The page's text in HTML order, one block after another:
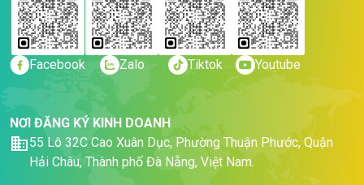
Facebook Zalo Tiktok Youtube
NƠI ĐĂNG KÝ KINH DOANH
55 Lô 32C Cao Xuân Dục, Phường Thuận Phước, Quận
Hải Châu, Thành phố Đà Nẵng, Việt Nam.